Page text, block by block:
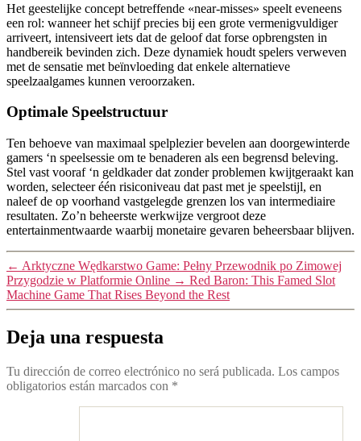
Het geestelijke concept betreffende «near-misses» speelt eveneens
een rol: wanneer het schijf precies bij een grote vermenigvuldiger
arriveert, intensiveert iets dat de geloof dat forse opbrengsten in
handbereik bevinden zich. Deze dynamiek houdt spelers verweven
met de sensatie met beïnvloeding dat enkele alternatieve
speelzaalgames kunnen veroorzaken.
Optimale Speelstructuur
Ten behoeve van maximaal spelplezier bevelen aan doorgewinterde
gamers ‘n speelsessie om te benaderen als een begrensd beleving.
Stel vast vooraf ‘n geldkader dat zonder problemen kwijtgeraakt kan
worden, selecteer één risiconiveau dat past met je speelstijl, en
naleef de op voorhand vastgelegde grenzen los van intermediaire
resultaten. Zo’n beheerste werkwijze vergroot deze
entertainmentwaarde waarbij monetaire gevaren beheersbaar blijven.
← Arktyczne Wędkarstwo Game: Pełny Przewodnik po Zimowej
Przygodzie w Platformie Online → Red Baron: This Famed Slot
Machine Game That Rises Beyond the Rest
Deja una respuesta
Tu dirección de correo electrónico no será publicada. Los campos
obligatorios están marcados con *